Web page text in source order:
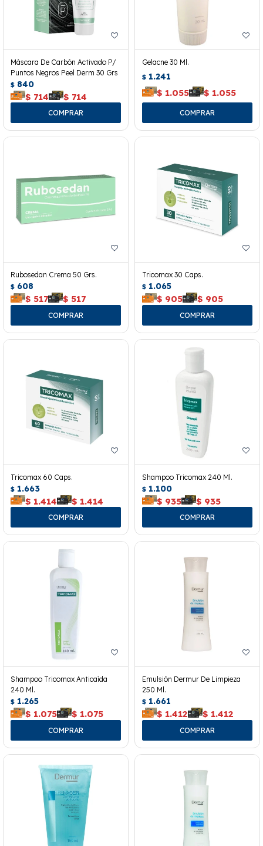
Máscara De Carbón Activado P/
Puntos Negros Peel Derm 30 Grs
$ 840
$ 714 $ 714
Gelacne 30 Ml.
$ 1.241
$ 1.055 $ 1.055
Rubosedan Crema 50 Grs.
$ 608
$ 517 $ 517
Tricomax 30 Caps.
$ 1.065
$ 905 $ 905
Tricomax 60 Caps.
$ 1.663
$ 1.414 $ 1.414
Shampoo Tricomax 240 Ml.
$ 1.100
$ 935 $ 935
Shampoo Tricomax Anticaída
240 Ml.
$ 1.265
$ 1.075 $ 1.075
Emulsión Dermur De Limpieza
250 Ml.
$ 1.661
$ 1.412 $ 1.412